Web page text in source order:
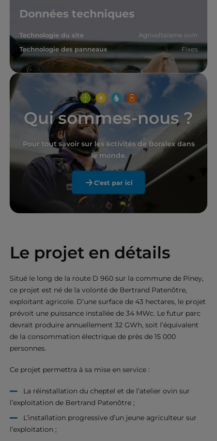
Données techniques
Technologie du site
Agrivoltaïsme ovin
Technologie des panneaux
Fixes
Qui sommes-nous ?
Pour tout savoir sur les activités de Boralex dans
le monde.
C'est par ici
Le projet en détails
Situé le long de la route D 960 sur la commune de Piney,
ce projet est né de la volonté de Bertrand Patenôtre,
exploitant agricole. D’une surface de 43 hectares, le projet
prévoit une puissance installée de 34 MWc. Le futur parc
devrait produire annuellement 32 GWh, soit l’équivalent
de la consommation électrique de près de 15 000
personnes.
Ce projet permettra à sa mise en service :
La réinstallation du cheptel et de l’atelier ovin sur
l’exploitation de Bertrand Patenôtre ;
L’installation progressive d’un jeune agriculteur sur
l’exploitation ;